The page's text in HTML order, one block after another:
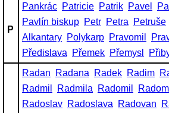
P
Pankrác Patricie Patrik Pavel
Pavlín biskup Petr Petra Petruše
Alkantary Polykarp Pravomil
Předislava
Přemek Přemysl
Radan Radana Radek Radim
Radmil
Radmila Radomil
Radoslav Radoslava Radovan